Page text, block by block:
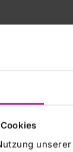
Zeitpunkt
nach §§